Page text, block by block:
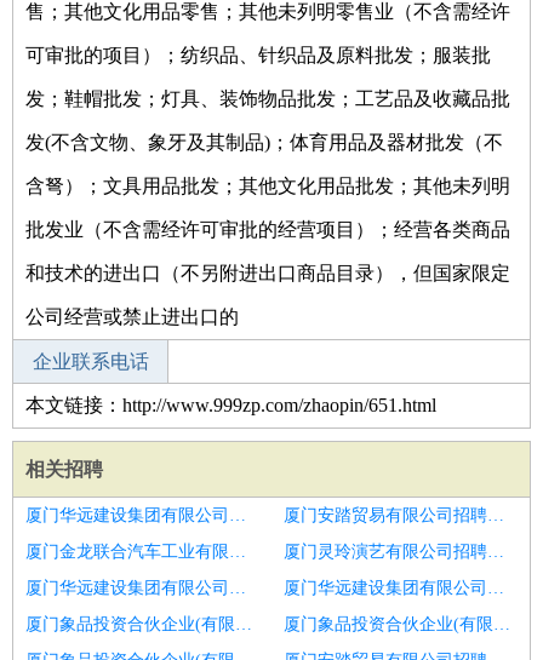
售；其他文化用品零售；其他未列明零售业（不含需经许
可审批的项目）；纺织品、针织品及原料批发；服装批
发；鞋帽批发；灯具、装饰物品批发；工艺品及收藏品批
发(不含文物、象牙及其制品)；体育用品及器材批发（不
含弩）；文具用品批发；其他文化用品批发；其他未列明
批发业（不含需经许可审批的经营项目）；经营各类商品
和技术的进出口（不另附进出口商品目录），但国家限定
公司经营或禁止进出口的
企业联系电话
本文链接：http://www.999zp.com/zhaopin/651.html
相关招聘
厦门华远建设集团有限公司招聘城市大客户经理
厦门安踏贸易有限公司招聘大客户经理
厦门金龙联合汽车工业有限公司招聘汽车金融客户经理
厦门灵玲演艺有限公司招聘资深客户经理
厦门华远建设集团有限公司招聘大客户经理
厦门华远建设集团有限公司招聘阿里巴巴国际站客户经理
厦门象品投资合伙企业(有限合伙)招聘客户经理
厦门象品投资合伙企业(有限合伙)招聘客户经理